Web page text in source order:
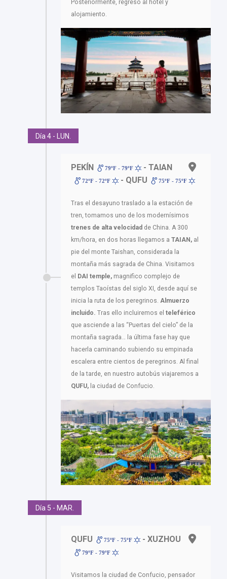
Posteriormente, regreso al hotel y
alojamiento.
Día 4 - LUN.
PEKÍN 79ºF - 79ºF - TAIAN
72ºF - 72ºF - QUFU 75ºF - 75ºF
Tras el desayuno traslado a la estación de
tren, tomamos uno de los modernísimos
trenes de alta velocidad de China. A 300
km/hora, en dos horas llegamos a TAIAN, al
pie del monte Taishan, considerada la
montaña más sagrada de China. Visitamos
el DAI temple, magnifico complejo de
templos Taoístas del siglo XI, desde aquí se
inicia la ruta de los peregrinos. Almuerzo
incluido. Tras ello incluiremos el teleférico
que asciende a las “Puertas del cielo” de la
montaña sagrada… la última fase hay que
hacerla caminando subiendo su empinada
escalera entre cientos de peregrinos. Al final
de la tarde, en nuestro autobús viajaremos a
QUFU, la ciudad de Confucio.
Día 5 - MAR.
QUFU 75ºF - 75ºF - XUZHOU
79ºF - 79ºF
Visitamos la ciudad de Confucio, pensador